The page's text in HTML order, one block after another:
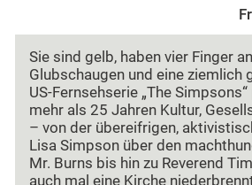
Sie sind gelb, haben vier Finger
Glubschaugen und eine ziemlich
US-Fernsehserie „The
mehr als 25 Jahren Kultur,
– von der übereifrigen,
Lisa Simpson über den
Mr. Burns bis hin zu Reverend
auch mal eine Kirche